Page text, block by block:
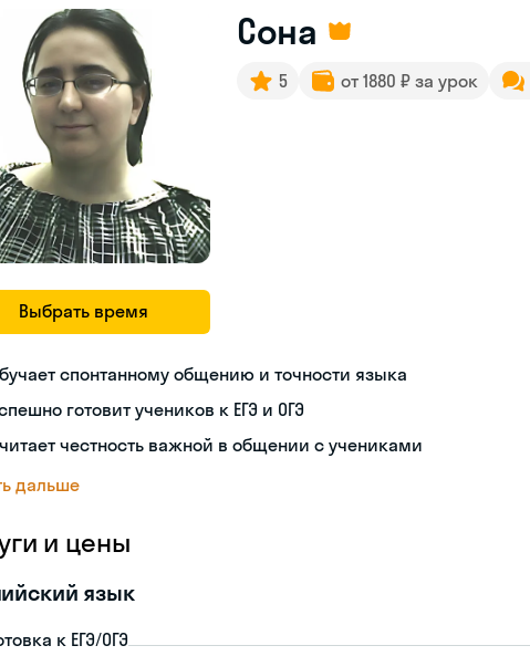
Выбрать время
Сона
5 от 1880 ₽ за урок
спонтанному общению и точности языка
готовит учеников к ЕГЭ и ОГЭ
честность важной в общении с учениками
дальше
и цены
язык
к ЕГЭ/ОГЭ